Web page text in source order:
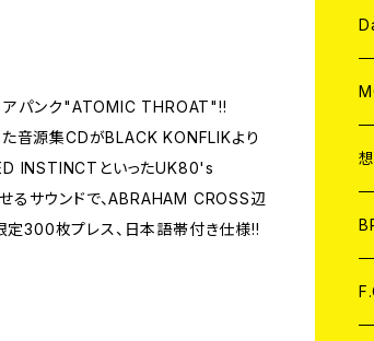
アパンク"ATOMIC THROAT"!!
音源集CDがBLACK KONFLIKより
INSTINCTといったUK80's
サウンドで、ABRAHAM CROSS辺
300枚プレス、日本語帯付き仕様!!